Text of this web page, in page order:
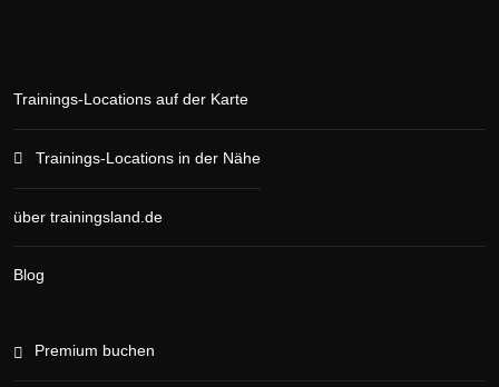
Trainings-Locations auf der Karte
Trainings-Locations in der Nähe
über trainingsland.de
Blog
Premium buchen